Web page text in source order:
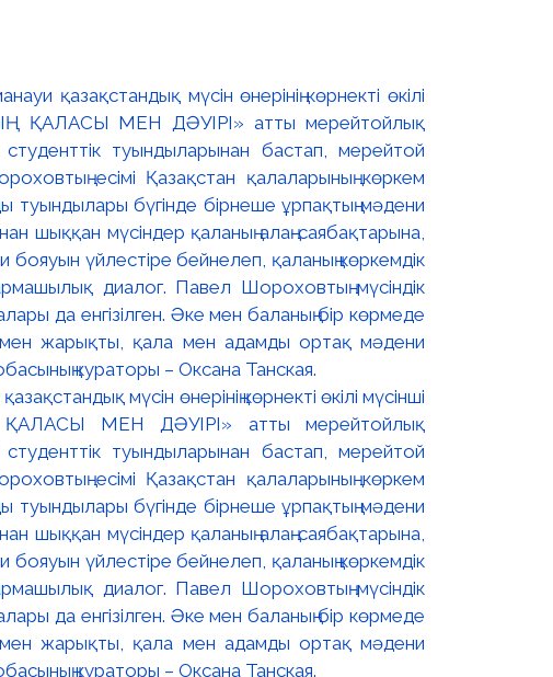
мүсін өнерінің көрнекті өкілі мүсінші
МЕН ДӘУІРІ» атты мерейтойлық
туындыларынан бастап, мерейтой
есімі Қазақстан қалаларының көркем
туындылары бүгінде бірнеше ұрпақтың мәдени
шыққан мүсіндер қаланың алаң-саябақтарына,
бояуын үйлестіре бейнелеп, қаланың көркемдік
диалог. Павел Шороховтың мүсіндік
да енгізілген. Әке мен баланың бір көрмеде
мен жарықты, қала мен адамды ортақ мәдени
кураторы – Оксана Танская.